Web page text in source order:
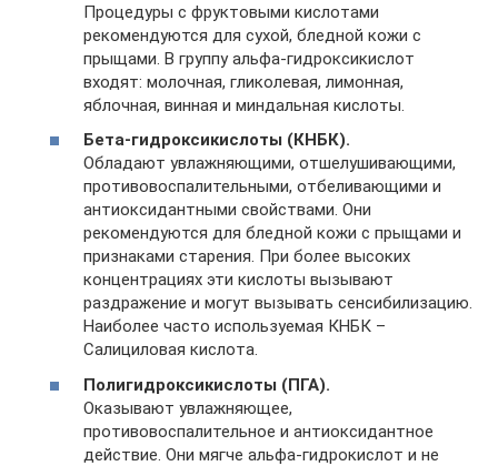
Процедуры с фруктовыми кислотами
рекомендуются для сухой, бледной кожи с
прыщами. В группу альфа-гидроксикислот
входят: молочная, гликолевая, лимонная,
яблочная, винная и миндальная кислоты.
Бета-гидроксикислоты (КНБК).
Обладают увлажняющими, отшелушивающими,
противовоспалительными, отбеливающими и
антиоксидантными свойствами. Они
рекомендуются для бледной кожи с прыщами и
признаками старения. При более высоких
концентрациях эти кислоты вызывают
раздражение и могут вызывать сенсибилизацию.
Наиболее часто используемая КНБК –
Салициловая кислота.
Полигидроксикислоты (ПГА).
Оказывают увлажняющее,
противовоспалительное и антиоксидантное
действие. Они мягче альфа-гидрокислот и не